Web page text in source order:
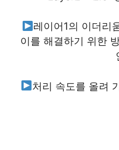
레이어1의 이더리
이를 해결하기 위한
처리 속도를 올려